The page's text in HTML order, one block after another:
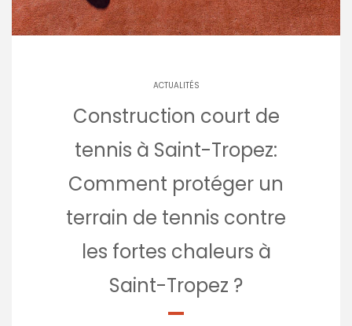
ACTUALITÉS
Construction court de
tennis à Saint-Tropez:
Comment protéger un
terrain de tennis contre
les fortes chaleurs à
Saint-Tropez ?